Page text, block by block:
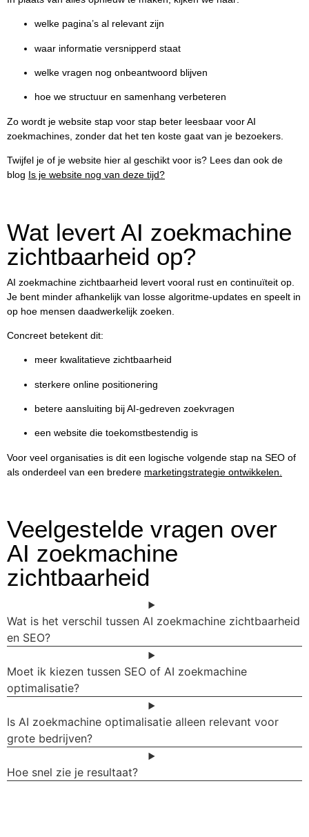
welke pagina’s al relevant zijn
waar informatie versnipperd staat
welke vragen nog onbeantwoord blijven
hoe we structuur en samenhang verbeteren
Zo wordt je website stap voor stap beter leesbaar voor AI
zoekmachines, zonder dat het ten koste gaat van je bezoekers.
Twijfel je of je website hier al geschikt voor is? Lees dan ook de
blog Is je website nog van deze tijd?
Wat levert AI zoekmachine
zichtbaarheid op?
AI zoekmachine zichtbaarheid levert vooral rust en continuïteit op.
Je bent minder afhankelijk van losse algoritme-updates en speelt in
op hoe mensen daadwerkelijk zoeken.
Concreet betekent dit:
meer kwalitatieve zichtbaarheid
sterkere online positionering
betere aansluiting bij AI-gedreven zoekvragen
een website die toekomstbestendig is
Voor veel organisaties is dit een logische volgende stap na SEO of
als onderdeel van een bredere marketingstrategie ontwikkelen.
Veelgestelde vragen over
AI zoekmachine
zichtbaarheid
Wat is het verschil tussen AI zoekmachine zichtbaarheid
en SEO?
Moet ik kiezen tussen SEO of AI zoekmachine
optimalisatie?
Is AI zoekmachine optimalisatie alleen relevant voor
grote bedrijven?
Hoe snel zie je resultaat?